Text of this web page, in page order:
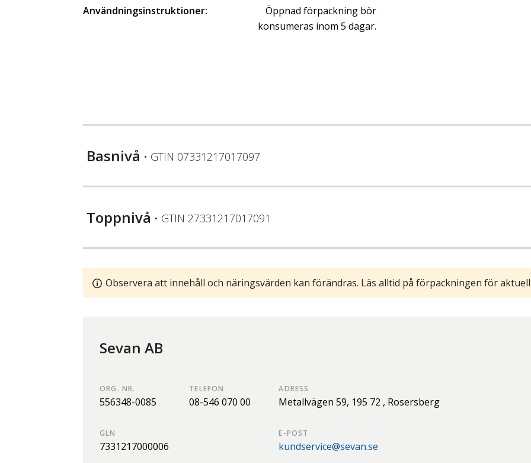
Användningsinstruktioner:
Öppnad förpackning bör
konsumeras inom 5 dagar.
Basnivå • GTIN 07331217017097
Toppnivå • GTIN 27331217017091
Observera att innehåll och näringsvärden kan förändras. Läs alltid på förpackningen för
Sevan AB
ORG. NR.
556348-0085
GLN
7331217000006
TELEFON
08-546 070 00
ADRESS
Metallvägen 59, 195 72 , Rosersberg
E-POST
kundservice@sevan.se